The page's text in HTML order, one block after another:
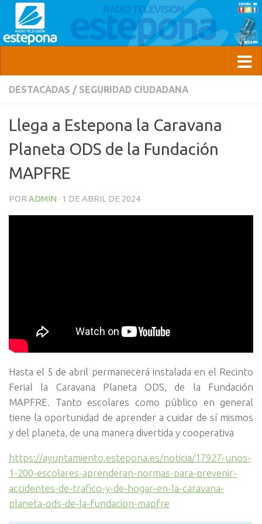
DESTACADAS / SEGURIDAD CIUDADANA
Llega a Estepona la Caravana
Planeta ODS de la Fundación
MAPFRE
POR ADMIN · 1 DE ABRIL DE 2024
Hasta el 5 de abril permanecerá instalada en el Recinto
Ferial la Caravana Planeta ODS, de la Fundación
MAPFRE. Tanto escolares como público en general
tiene la oportunidad de aprender a cuidar de sí mismos
y del planeta, de una manera divertida y cooperativa
https://ayuntamiento.estepona.es/noticia/17927-unos-
1-200-escolares-aprenderan-normas-para-prevenir-
accidentes-de-trafico-y-de-hogar-en-la-caravana-
planeta-ods-de-la-fundacion-mapfre